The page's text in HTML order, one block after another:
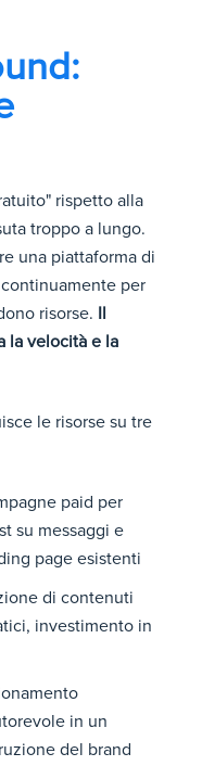
rispetto alla
troppo a lungo.
una piattaforma di
per
risorse. Il
la velocità e la
le risorse su tre
paid per
su messaggi e
page esistenti
di contenuti
investimento in
in un
del brand